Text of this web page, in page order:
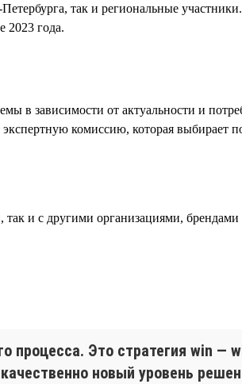
так и региональные
2023 года.
в зависимости от актуальности и
комиссию, которая выбирает
и с другими организациями,
процесса. Это стратегия win —
новый уровень